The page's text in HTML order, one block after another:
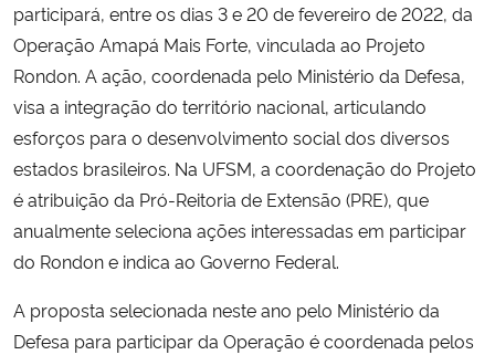
participará, entre os dias 3 e 20 de fevereiro de 2022, da
Operação Amapá Mais Forte, vinculada ao Projeto
Rondon. A ação, coordenada pelo Ministério da Defesa,
visa a integração do território nacional, articulando
esforços para o desenvolvimento social dos diversos
estados brasileiros. Na UFSM, a coordenação do Projeto
é atribuição da Pró-Reitoria de Extensão (PRE), que
anualmente seleciona ações interessadas em participar
do Rondon e indica ao Governo Federal.
A proposta selecionada neste ano pelo Ministério da
Defesa para participar da Operação é coordenada pelos